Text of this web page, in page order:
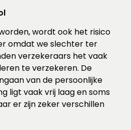
wordt ook het risico
omdat we slechter ter
verzekeraars het vaak
te verzekeren. De
van de persoonlijke
ligt vaak vrij laag en soms
er zijn zeker verschillen